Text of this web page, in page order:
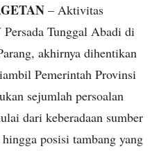
– Aktivitas
Tunggal Abadi di
akhirnya dihentikan
Pemerintah Provinsi
sejumlah persoalan
dari keberadaan sumber
posisi tambang yang